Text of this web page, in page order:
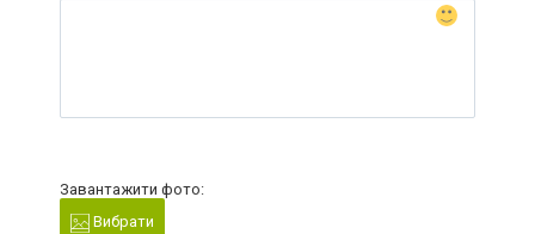
Завантажити фото:
Вибрати